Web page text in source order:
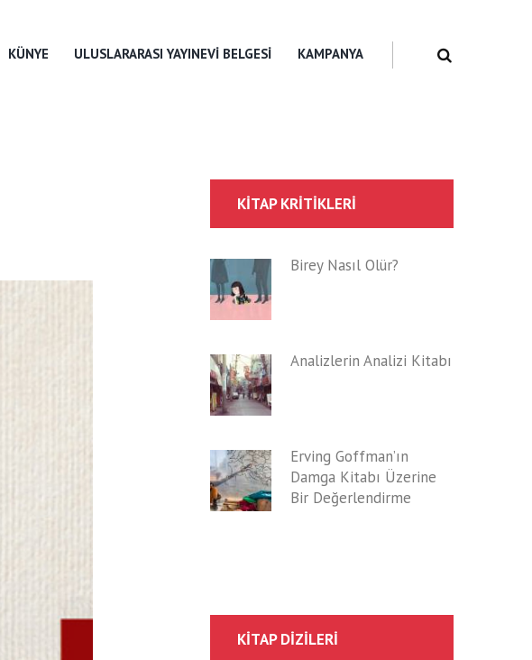
KÜNYE ULUSLARARASI YAYINEVI BELGESI KAMPANYA
KITAP KRITIKLERI
Birey Nasıl Ölür?
Analizlerin Analizi Kitabı
Erving Goffman’ın
Damga Kitabı Üzerine
Bir Değerlendirme
KITAP DIZILERI